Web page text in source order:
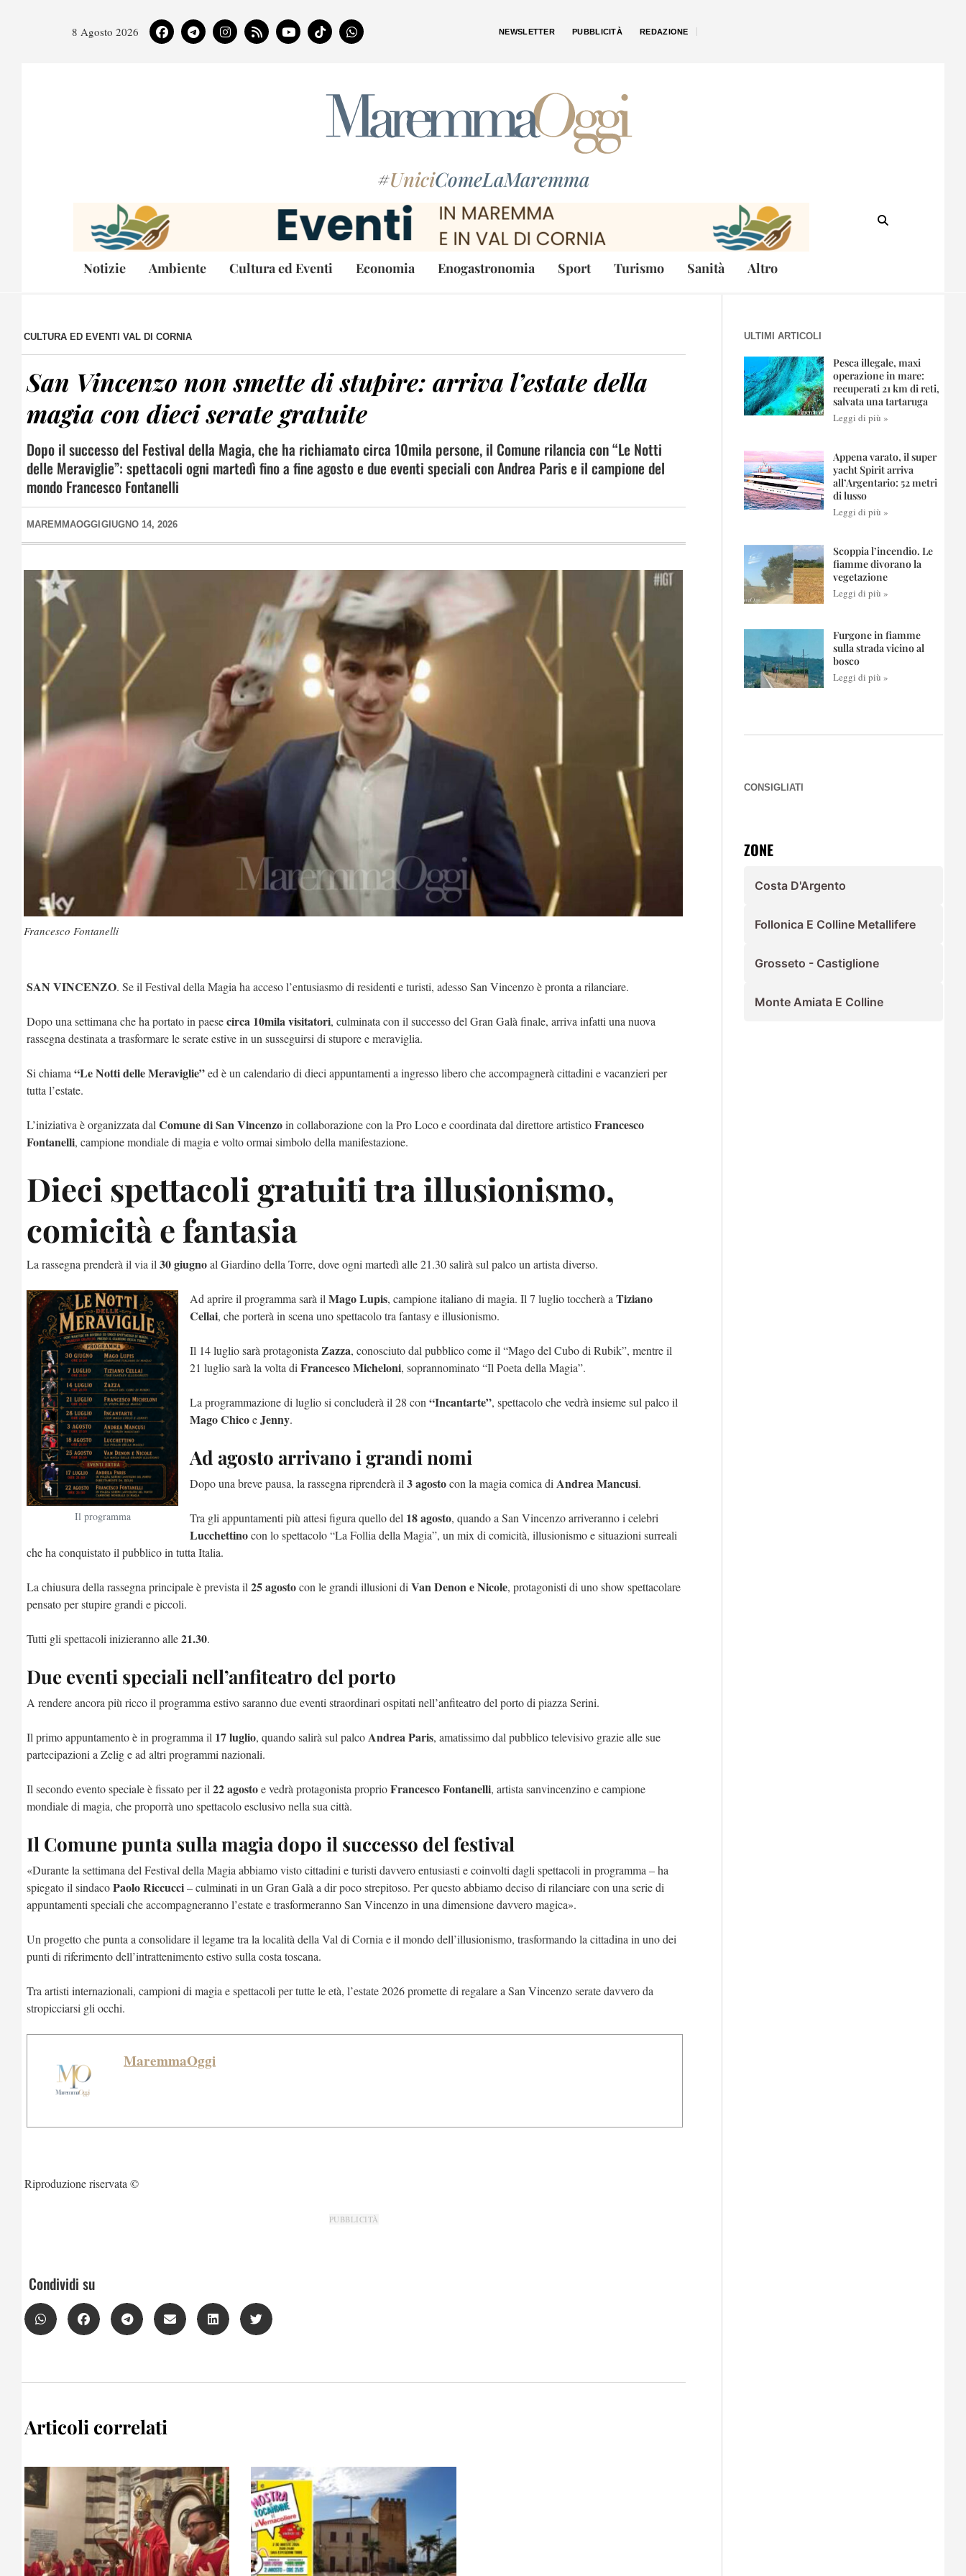
8 Agosto 2026 NEWSLETTER PUBBLICITÀ REDAZIONE
#UniciComeLaMaremma
Notizie Ambiente Cultura ed Eventi Economia Enogastronomia Sport Turismo Sanità Altro
CULTURA ED EVENTI VAL DI CORNIA
San Vincenzo non smette di stupire: arriva l’estate della
magia con dieci serate gratuite
Dopo il successo del Festival della Magia, che ha richiamato circa 10mila persone, il Comune rilancia con “Le Notti
delle Meraviglie”: spettacoli ogni martedì fino a fine agosto e due eventi speciali con Andrea Paris e il campione del
mondo Francesco Fontanelli
MAREMMAOGGI GIUGNO 14, 2026
Francesco Fontanelli
SAN VINCENZO. Se il Festival della Magia ha acceso l’entusiasmo di residenti e turisti, adesso San Vincenzo è pronta a rilanciare.
Dopo una settimana che ha portato in paesecirca 10mila visitatori, culminata con il successo del Gran Galà finale, arriva infatti una nuova
rassegna destinata a trasformare le serate estive in un susseguirsi di stupore e meraviglia.
Si chiama “Le Notti delle Meraviglie”ed è un calendario di dieci appuntamenti a ingresso libero che accompagnerà cittadini e vacanzieri per
tutta l’estate.
L’iniziativa è organizzata dal Comune di San Vincenzoin collaborazione con la Pro Loco e coordinata dal direttore artisticoFrancesco
Fontanelli, campione mondiale di magia e volto ormai simbolo della manifestazione.
Dieci spettacoli gratuiti tra illusionismo,
comicità e fantasia
La rassegna prenderà il via il 30 giugnoal Giardino della Torre, dove ogni martedì alle 21.30 salirà sul palco un artista diverso.
Il programma
Ad aprire il programma sarà il Mago Lupis, campione italiano di magia. Il 7 luglio toccherà a Tiziano
Cellai, che porterà in scena uno spettacolo tra fantasy e illusionismo.
Il 14 luglio sarà protagonista Zazza, conosciuto dal pubblico come il “Mago del Cubo di Rubik”, mentre il
21 luglio sarà la volta di Francesco Micheloni, soprannominato “Il Poeta della Magia”.
La programmazione di luglio si concluderà il 28 con “Incantarte”, spettacolo che vedrà insieme sul palco il
Mago ChicoeJenny.
Ad agosto arrivano i grandi nomi
Dopo una breve pausa, la rassegna riprenderà il 3 agostocon la magia comica di Andrea Mancusi.
Tra gli appuntamenti più attesi figura quello del 18 agosto, quando a San Vincenzo arriveranno i celebri
Lucchettinocon lo spettacolo “La Follia della Magia”, un mix di comicità, illusionismo e situazioni surreali
che ha conquistato il pubblico in tutta Italia.
La chiusura della rassegna principale è prevista il 25 agostocon le grandi illusioni di Van Denon e Nicole, protagonisti di uno show spettacolare
pensato per stupire grandi e piccoli.
Tutti gli spettacoli inizieranno alle21.30.
Due eventi speciali nell’anfiteatro del porto
A rendere ancora più ricco il programma estivo saranno due eventi straordinari ospitati nell’anfiteatro del porto di piazza Serini.
Il primo appuntamento è in programma il 17 luglio, quando salirà sul palcoAndrea Paris, amatissimo dal pubblico televisivo grazie alle sue
partecipazioni a Zelig e ad altri programmi nazionali.
Il secondo evento speciale è fissato per il 22 agostoe vedrà protagonista proprioFrancesco Fontanelli, artista sanvincenzino e campione
mondiale di magia, che proporrà uno spettacolo esclusivo nella sua città.
Il Comune punta sulla magia dopo il successo del festival
«Durante la settimana del Festival della Magia abbiamo visto cittadini e turisti davvero entusiasti e coinvolti dagli spettacoli in programma – ha
spiegato il sindacoPaolo Riccucci– culminati in un Gran Galà a dir poco strepitoso. Per questo abbiamo deciso di rilanciare con una serie di
appuntamenti speciali che accompagneranno l’estate e trasformeranno San Vincenzo in una dimensione davvero magica».
Un progetto che punta a consolidare il legame tra la località della Val di Cornia e il mondo dell’illusionismo, trasformando la cittadina in uno dei
punti di riferimento dell’intrattenimento estivo sulla costa toscana.
Tra artisti internazionali, campioni di magia e spettacoli per tutte le età, l’estate 2026 promette di regalare a San Vincenzo serate davvero da
stropicciarsi gli occhi.
MaremmaOggi
Riproduzione riservata ©
PUBBLICITÀ
Condividi su
Articoli correlati
ULTIMI ARTICOLI
Pesca illegale, maxi
operazione in mare:
recuperati 21 km di reti,
salvata una tartaruga
Leggi di più »
Appena varato, il super
yacht Spirit arriva
all’Argentario: 52 metri
di lusso
Leggi di più »
Scoppia l’incendio. Le
fiamme divorano la
vegetazione
Leggi di più »
Furgone in fiamme
sulla strada vicino al
bosco
Leggi di più »
CONSIGLIATI
ZONE
Costa D'Argento
Follonica E Colline Metallifere
Grosseto - Castiglione
Monte Amiata E Colline